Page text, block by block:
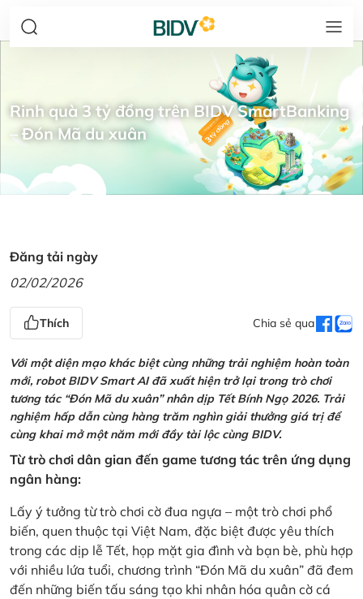
Rinh quà 3 tỷ đồng trên BIDV SmartBanking
– Đón Mã du xuân
Đăng tải ngày
02/02/2026
Thích Chia sẻ qua
Với một diện mạo khác biệt cùng những trải nghiệm hoàn toàn
mới, robot BIDV Smart AI đã xuất hiện trở lại trong trò chơi
tương tác “Đón Mã du xuân” nhân dịp Tết Bính Ngọ 2026. Trải
nghiệm hấp dẫn cùng hàng trăm nghìn giải thưởng giá trị để
cùng khai mở một năm mới đầy tài lộc cùng BIDV.
Từ trò chơi dân gian đến game tương tác trên ứng dụng
ngân hàng:
Lấy ý tưởng từ trò chơi cờ đua ngựa – một trò chơi phổ
biến, quen thuộc tại Việt Nam, đặc biệt được yêu thích
trong các dịp lễ Tết, họp mặt gia đình và bạn bè, phù hợp
với nhiều lứa tuổi, chương trình “Đón Mã du xuân” đã đem
đến những biến tấu sáng tạo khi nhân hóa quân cờ cá